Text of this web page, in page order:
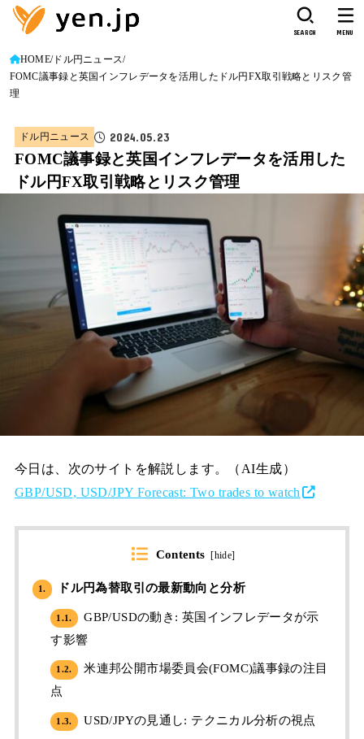
SEARCH MENU
HOME ドル円ニュース
FOMC議事録と英国インフレデータを活用したドル円FX取引戦略とリスク管
理
ドル円ニュース 2024.05.23
FOMC議事録と英国インフレデータを活用した
ドル円FX取引戦略とリスク管理
今日は、次のサイトを解説します。（AI生成）
GBP/USD, USD/JPY Forecast: Two trades to watch
Contents [hide]
1. ドル円為替取引の最新動向と分析
1.1.
GBP/USDの動き: 英国インフレデータが示
す影響
1.2.
米連邦公開市場委員会(FOMC)議事録の注目
点
1.3. USD/JPYの見通し: テクニカル分析の視点